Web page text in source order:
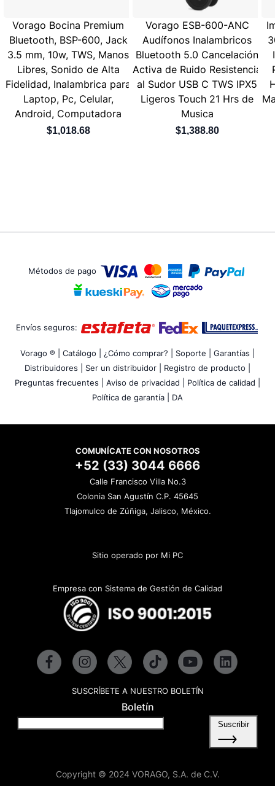
Vorago Bocina Premium
Bluetooth, BSP-600, Jack
3.5 mm, 10w, TWS, Manos
Libres, Sonido de Alta
Fidelidad, Inalambrica para
Laptop, Pc, Celular,
Android, Computadora
$1,018.68
Vorago ESB-600-ANC
Audífonos Inalambricos
Bluetooth 5.0 Cancelación
Activa de Ruido Resistencia
al Sudor USB C TWS IPX5
Ligeros Touch 21 Hrs de
Musica
$1,388.80
Métodos de pago
Envíos seguros:
Vorago ® | Catálogo | ¿Cómo comprar? | Soporte |
Garantías |
Distribuidores |
Ser un distribuidor |
Registro de producto |
Preguntas frecuentes |
Aviso de privacidad |
Política de calidad |
Política de garantía |
DA
COMUNÍCATE CON NOSOTROS
+52 (33) 3044 6666
Calle Francisco Villa No.3
Colonia San Agustín C.P. 45645
Tlajomulco de Zúñiga, Jalisco, México.
Sitio operado por Mi PC
Empresa con Sistema de Gestión de Calidad
SUSCRÍBETE A NUESTRO BOLETÍN
Boletín
Suscribir
Copyright © 2024 VORAGO, S.A. de C.V.